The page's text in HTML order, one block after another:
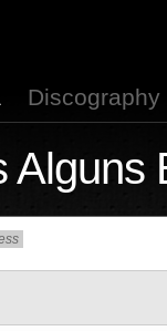
Discography